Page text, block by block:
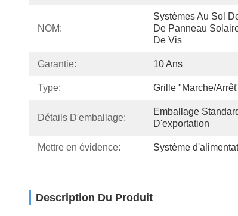
NOM:
Systèmes Au Sol
De Panneau
De Vis
Garantie: 10 Ans
Type: Grille "Marche/
Détails D'emballage:
Emballage
D'exportation
Mettre en évidence: Système
Description Du Produit